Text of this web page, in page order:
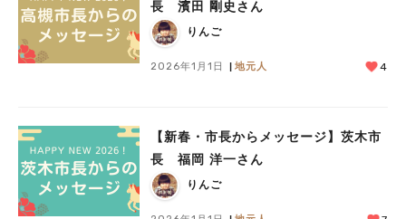
長 濱田 剛史さん
りんご
2026年1月1日 地元人 4
【新春・市長からメッセージ】茨木市
長 福岡 洋一さん
りんご